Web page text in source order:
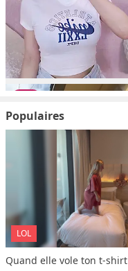
Populaires
LOL
Quand elle vole ton t-shirt